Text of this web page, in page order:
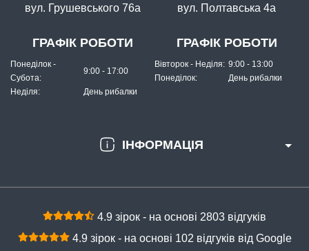
ІНФОРМАЦІЯ
вул. Грушевського 76а
ГРАФІК РОБОТИ
Понеділок -
Субота:
9:00 - 17:00
Неділя: День рибалки
вул. Полтавська 4а
ГРАФІК РОБОТИ
Вівторок - Неділя: 9:00 - 13:00
Понеділок:
День рибалки
4.9 зірок - на основі 2803 відгуків
4.9 зірок - на основі 102 відгуків від Google